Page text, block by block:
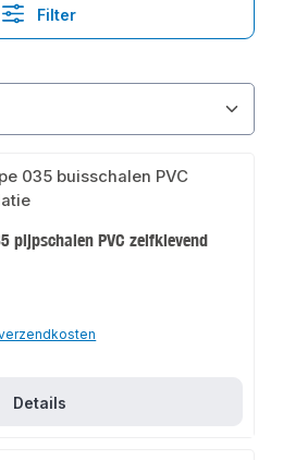
Filter
pijpschalen PVC zelfklevend
Details